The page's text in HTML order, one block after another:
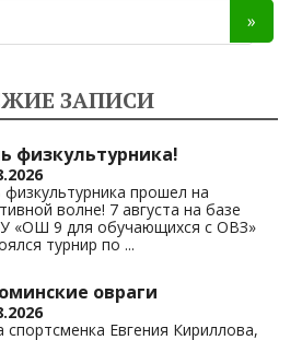
s
A
p
p
y
Li
n
k
ЗАПИСИ
физкультурника!
физкультурника прошел на
волне! 7 августа на базе
«ОШ 9 для обучающихся с ОВЗ»
турнир по ...
овраги
спортсменка Евгения Кириллова,